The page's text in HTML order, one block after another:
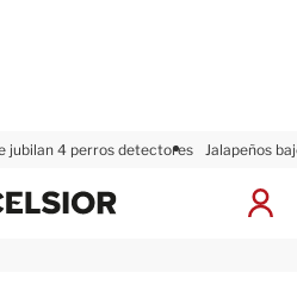
jubilan 4 perros detectores Jalapeños
I
x